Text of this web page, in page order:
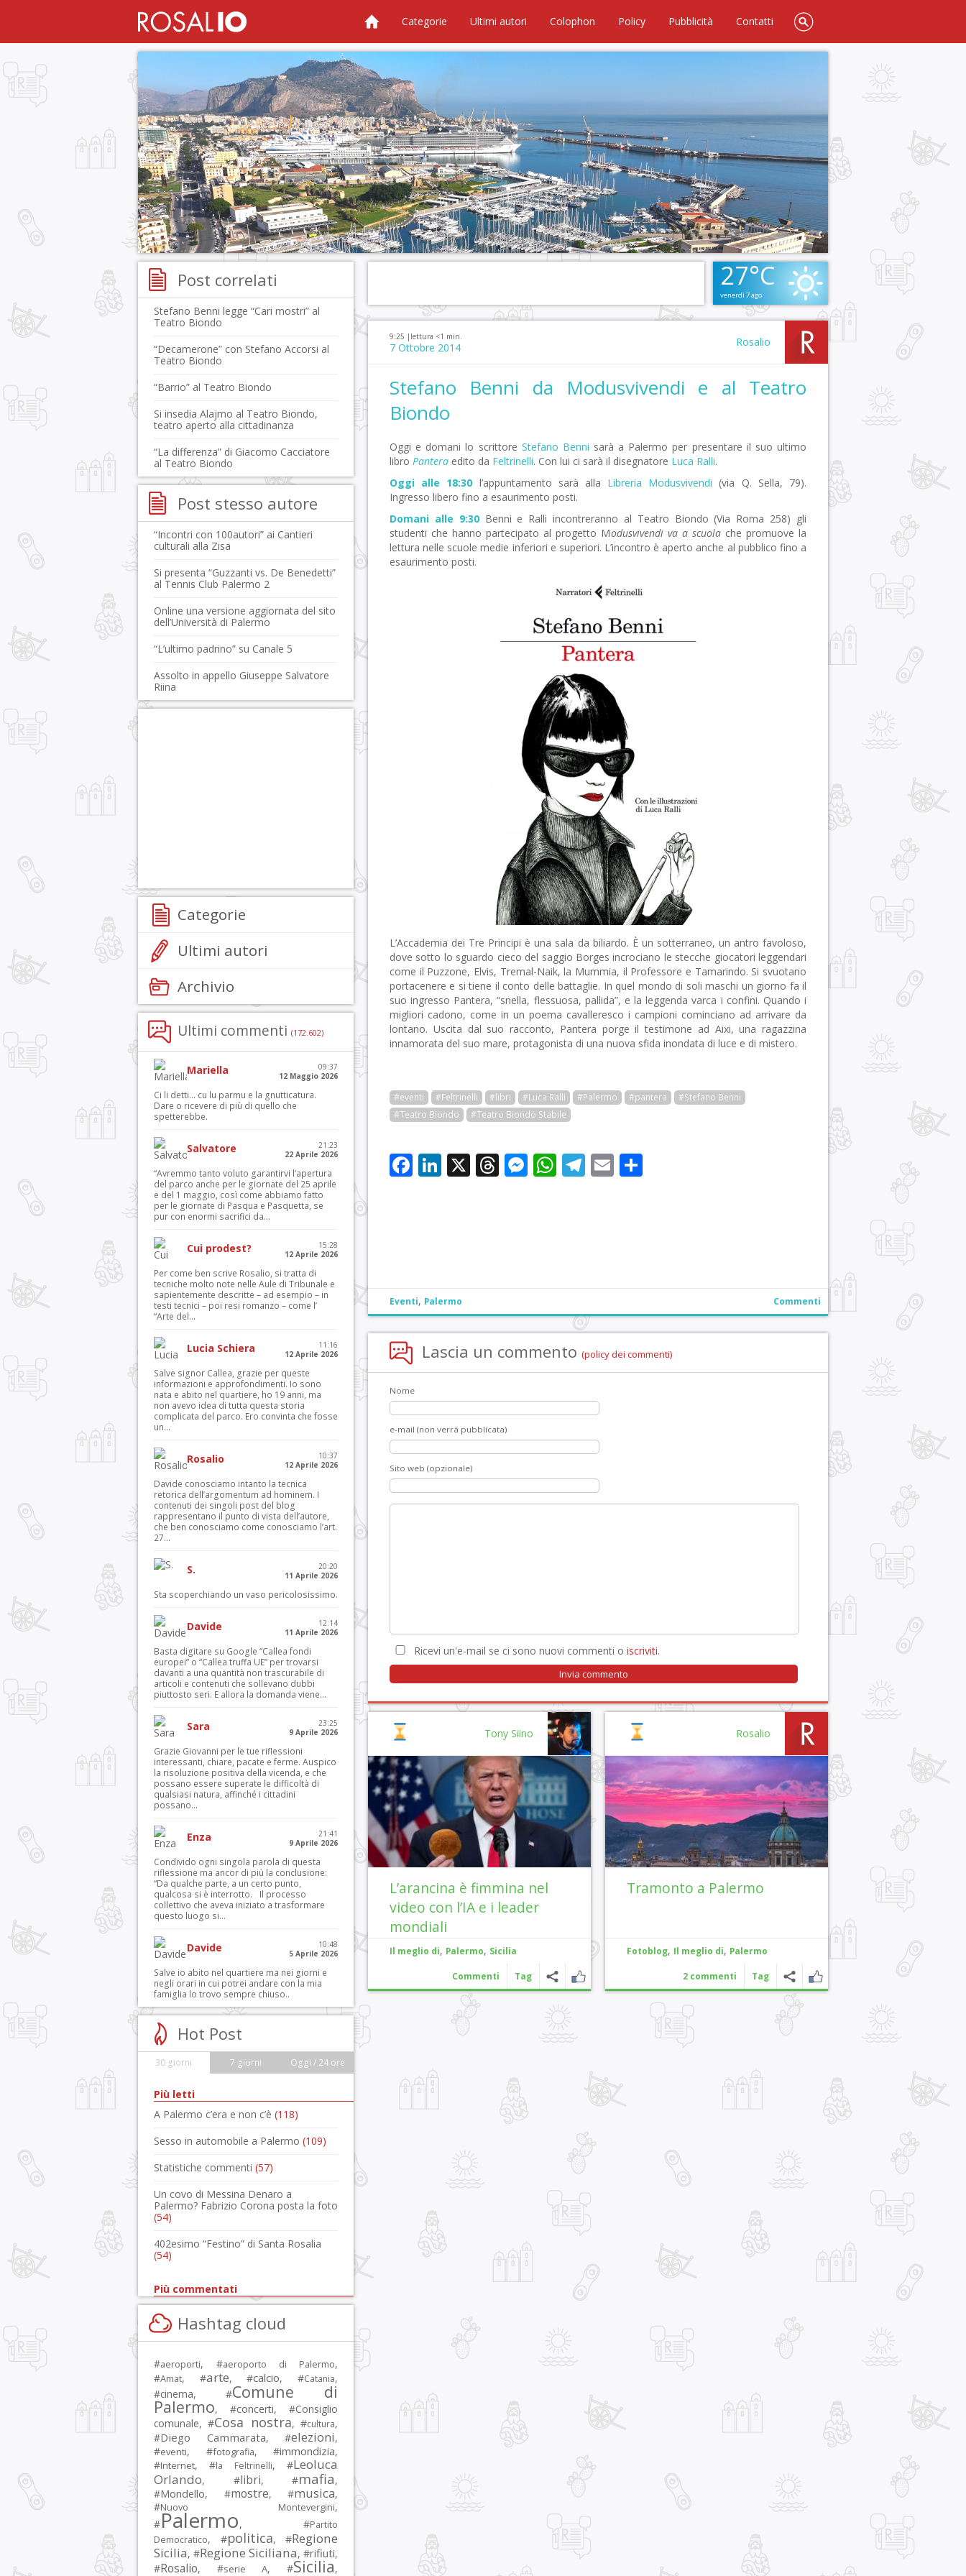
Categorie Ultimi autori Colophon Policy Pubblicità Contatti
27°C
venerdì 7 ago
9:25 | lettura <1 min.
7 Ottobre 2014 Rosalio
Stefano Benni da Modusvivendi e al Teatro
Biondo
Oggi e domani lo scrittore Stefano Benni sarà a Palermo per presentare il suo ultimo
libro Pantera edito da Feltrinelli. Con lui ci sarà il disegnatore Luca Ralli.
Oggi alle 18:30 l’appuntamento sarà alla Libreria Modusvivendi (via Q. Sella, 79).
Ingresso libero fino a esaurimento posti.
Domani alle 9:30Benni e Ralli incontreranno al Teatro Biondo (Via Roma 258) gli
studenti che hanno partecipato al progetto Modusvivendi va a scuolache promuove la
lettura nelle scuole medie inferiori e superiori. L’incontro è aperto anche al pubblico fino a
esaurimento posti.
L’Accademia dei Tre Principi è una sala da biliardo. È un sotterraneo, un antro favoloso,
dove sotto lo sguardo cieco del saggio Borges incrociano le stecche giocatori leggendari
come il Puzzone, Elvis, Tremal-Naik, la Mummia, il Professore e Tamarindo. Si svuotano
portacenere e si tiene il conto delle battaglie. In quel mondo di soli maschi un giorno fa il
suo ingresso Pantera, “snella, flessuosa, pallida”, e la leggenda varca i confini. Quando i
migliori cadono, come in un poema cavalleresco i campioni cominciano ad arrivare da
lontano. Uscita dal suo racconto, Pantera porge il testimone ad Aixi, una ragazzina
innamorata del suo mare, protagonista di una nuova sfida inondata di luce e di mistero.
#eventi #Feltrinelli #libri #Luca Ralli #Palermo #pantera
#Stefano Benni
#Teatro Biondo
#Teatro Biondo Stabile
Facebook
LinkedIn
X Threads
Messenger
WhatsApp
Telegram
Email
Eventi, Palermo Commenti
Lascia un commento (policy dei commenti)
Nome
e-mail (non verrà pubblicata)
Sito web (opzionale)
Ricevi un'e-mail se ci sono nuovi commenti o iscriviti.
Rosalio
Tramonto a Palermo
Fotoblog, Il meglio di, Palermo
2 commenti Tag
Tony Siino
L’arancina è fimmina nel
video con l’IA e i leader
mondiali
Il meglio di, Palermo, Sicilia
Commenti Tag
Post correlati
Stefano Benni legge “Cari mostri” al
Teatro Biondo
“Decamerone” con Stefano Accorsi al
Teatro Biondo
“Barrio” al Teatro Biondo
Si insedia Alajmo al Teatro Biondo,
teatro aperto alla cittadinanza
“La differenza” di Giacomo Cacciatore
al Teatro Biondo
Post stesso autore
“Incontri con 100autori” ai Cantieri
culturali alla Zisa
Si presenta “Guzzanti vs. De Benedetti”
al Tennis Club Palermo 2
Online una versione aggiornata del sito
dell’Università di Palermo
“L’ultimo padrino” su Canale 5
Assolto in appello Giuseppe Salvatore
Riina
Categorie
Ultimi autori
Archivio
Ultimi commenti (172.602)
Mariella
09:37
12 Maggio 2026
Ci li detti… cu lu parmu e la gnutticatura.
Dare o ricevere di più di quello che
spetterebbe.
Salvatore
21:23
22 Aprile 2026
“Avremmo tanto voluto garantirvi l’apertura
del parco anche per le giornate del 25 aprile
e del 1 maggio, così come abbiamo fatto
per le giornate di Pasqua e Pasquetta, se
pur con enormi sacrifici da...
Cui prodest?
15:28
12 Aprile 2026
Per come ben scrive Rosalio, si tratta di
tecniche molto note nelle Aule di Tribunale e
sapientemente descritte – ad esempio – in
testi tecnici – poi resi romanzo – come l’
“Arte del...
Lucia Schiera
11:16
12 Aprile 2026
Salve signor Callea, grazie per queste
informazioni e approfondimenti. Io sono
nata e abito nel quartiere, ho 19 anni, ma
non avevo idea di tutta questa storia
complicata del parco. Ero convinta che fosse
un...
Rosalio
10:37
12 Aprile 2026
Davide conosciamo intanto la tecnica
retorica dell’argomentum ad hominem. I
contenuti dei singoli post del blog
rappresentano il punto di vista dell’autore,
che ben conosciamo come conosciamo l’art.
27...
S.
20:20
11 Aprile 2026
Sta scoperchiando un vaso pericolosissimo.
Davide
12:14
11 Aprile 2026
Basta digitare su Google “Callea fondi
europei” o “Callea truffa UE” per trovarsi
davanti a una quantità non trascurabile di
articoli e contenuti che sollevano dubbi
piuttosto seri. E allora la domanda viene...
Sara
23:25
9 Aprile 2026
Grazie Giovanni per le tue riflessioni
interessanti, chiare, pacate e ferme. Auspico
la risoluzione positiva della vicenda, e che
possano essere superate le difficoltà di
qualsiasi natura, affinché i cittadini
possano...
Enza
21:41
9 Aprile 2026
Condivido ogni singola parola di questa
riflessione ma ancor di più la conclusione:
“Da qualche parte, a un certo punto,
qualcosa si è interrotto. Il processo
collettivo che aveva iniziato a trasformare
questo luogo si...
Davide
10:48
5 Aprile 2026
Salve io abito nel quartiere ma nei giorni e
negli orari in cui potrei andare con la mia
famiglia lo trovo sempre chiuso..
Hot Post
30 giorni 7 giorni Oggi / 24 ore
Più letti
A Palermo c’era e non c’è (118)
Sesso in automobile a Palermo (109)
Statistiche commenti (57)
Un covo di Messina Denaro a
Palermo? Fabrizio Corona posta la foto
(54)
402esimo “Festino” di Santa Rosalia
(54)
Più commentati
Hashtag cloud
#aeroporti, #aeroporto di Palermo,
#Amat, #arte, #calcio, #Catania,
#cinema, #Comune di
Palermo, #concerti, #Consiglio
comunale, #Cosa nostra, #cultura,
#Diego Cammarata, #elezioni,
#eventi, #fotografia, #immondizia,
#Internet, #la Feltrinelli, #Leoluca
Orlando, #libri, #mafia,
#Mondello, #mostre, #musica,
#Nuovo Montevergini,
#Palermo, #Partito
Democratico, #politica, #Regione
Sicilia, #Regione Siciliana, #rifiuti,
#Rosalio, #serie A, #Sicilia,